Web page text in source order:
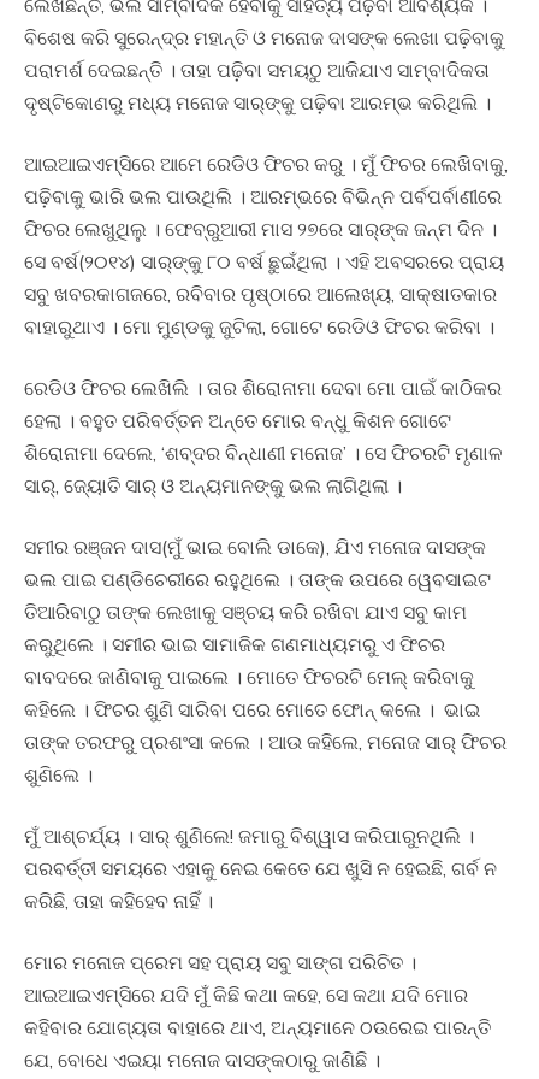
ଲେଖିଛନ୍ତି, ଭଲ ସାମ୍ବାଦିକ ହେବାକୁ ସାହିତ୍ୟ ପଢ଼ିବା ଆବଶ୍ୟକ ।
ବିଶେଷ କରି ସୁରେନ୍ଦ୍ର ମହାନ୍ତି ଓ ମନୋଜ ଦାସଙ୍କ ଲେଖା ପଢ଼ିବାକୁ
ପରାମର୍ଶ ଦେଇଛନ୍ତି । ତାହା ପଢ଼ିବା ସମୟଠୁ ଆଜିଯାଏ ସାମ୍ବାଦିକତା
ଦୃଷ୍ଟିକୋଣରୁ ମଧ୍ୟ ମନୋଜ ସାର୍‍ଙ୍କୁ ପଢ଼ିବା ଆରମ୍ଭ କରିଥିଲି ।
ଆଇଆଇଏମ୍‍ସିରେ ଆମେ ରେଡିଓ ଫିଚର କରୁ । ମୁଁ ଫିଚର ଲେଖିବାକୁ,
ପଢ଼ିବାକୁ ଭାରି ଭଲ ପାଉଥିଲି । ଆରମ୍ଭରେ ବିଭିନ୍ନ ପର୍ବପର୍ବାଣୀରେ
ଫିଚର ଲେଖୁଥିଲୁ । ଫେବ୍ରୁଆରୀ ମାସ ୨୭ରେ ସାର୍‍ଙ୍କ ଜନ୍ମ ଦିନ ।
ସେ ବର୍ଷ(୨୦୧୪) ସାର୍‍ଙ୍କୁ ୮୦ ବର୍ଷ ଛୁଇଁଥିଲା । ଏହି ଅବସରରେ ପ୍ରାୟ
ସବୁ ଖବରକାଗଜରେ, ରବିବାର ପୃଷ୍ଠାରେ ଆଲେଖ୍ୟ, ସାକ୍ଷାତକାର
ବାହାରୁଥାଏ । ମୋ ମୁଣ୍ଡକୁ ଜୁଟିଲା, ଗୋଟେ ରେଡିଓ ଫିଚର କରିବା ।
ରେଡିଓ ଫିଚର ଲେଖିଲି । ତାର ଶିରୋନାମା ଦେବା ମୋ ପାଇଁ କାଠିକର
ହେଲା । ବହୁତ ପରିବର୍ତ୍ତନ ଅନ୍ତେ ମୋର ବନ୍ଧୁ କିଶନ ଗୋଟେ
ଶିରୋନାମା ଦେଲେ, ‘ଶବ୍ଦର ବିନ୍ଧାଣୀ ମନୋଜ’ । ସେ ଫିଚରଟି ମୃଣାଳ
ସାର୍‍, ଜ୍ୟୋତି ସାର୍‍ ଓ ଅନ୍ୟମାନଙ୍କୁ ଭଲ ଲାଗିଥିଲା ।
ସମୀର ରଞ୍ଜନ ଦାସ(ମୁଁ ଭାଇ ବୋଲି ଡାକେ), ଯିଏ ମନୋଜ ଦାସଙ୍କ
ଭଲ ପାଇ ପଣ୍ଡିଚେରୀରେ ରହୁଥିଲେ । ତାଙ୍କ ଉପରେ ୱେବସାଇଟ
ତିଆରିବାଠୁ ତାଙ୍କ ଲେଖାକୁ ସଞ୍ଚୟ କରି ରଖିବା ଯାଏ ସବୁ କାମ
କରୁଥିଲେ । ସମୀର ଭାଇ ସାମାଜିକ ଗଣମାଧ୍ୟମରୁ ଏ ଫିଚର
ବାବଦରେ ଜାଣିବାକୁ ପାଇଲେ । ମୋତେ ଫିଚରଟି ମେଲ୍‍ କରିବାକୁ
କହିଲେ । ଫିଚର ଶୁଣି ସାରିବା ପରେ ମୋତେ ଫୋନ୍‍ କଲେ । ଭାଇ
ତାଙ୍କ ତରଫରୁ ପ୍ରଶଂସା କଲେ । ଆଉ କହିଲେ, ମନୋଜ ସାର୍‍ ଫିଚର
ଶୁଣିଲେ ।
ମୁଁ ଆଶ୍ଚର୍ଯ୍ୟ । ସାର୍‍ ଶୁଣିଲେ! ଜମାରୁ ବିଶ୍ୱାସ କରିପାରୁନଥିଲି ।
ପରବର୍ତ୍ତୀ ସମୟରେ ଏହାକୁ ନେଇ କେତେ ଯେ ଖୁସି ନ ହେଇଛି, ଗର୍ବ ନ
କରିଛି, ତାହା କହିହେବ ନାହିଁ ।
ମୋର ମନୋଜ ପ୍ରେମ ସହ ପ୍ରାୟ ସବୁ ସାଙ୍ଗ ପରିଚିତ ।
ଆଇଆଇଏମ୍‍ସିରେ ଯଦି ମୁଁ କିଛି କଥା କହେ, ସେ କଥା ଯଦି ମୋର
କହିବାର ଯୋଗ୍ୟତା ବାହାରେ ଥାଏ, ଅନ୍ୟମାନେ ଠଉରେଇ ପାରନ୍ତି
ଯେ, ବୋଧେ ଏଇୟା ମନୋଜ ଦାସଙ୍କଠାରୁ ଜାଣିଛି ।